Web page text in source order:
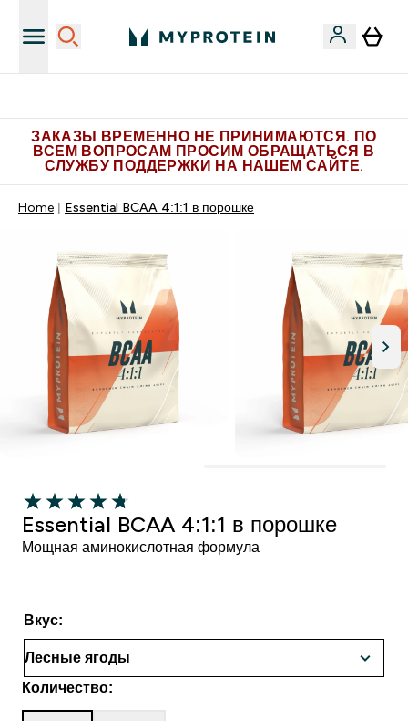
ЗАКАЗЫ ВРЕМЕННО НЕ ПРИНИМАЮТСЯ. ПО
ВСЕМ ВОПРОСАМ ПРОСИМ ОБРАЩАТЬСЯ В
СЛУЖБУ ПОДДЕРЖКИ НА НАШЕМ САЙТЕ.
Home Essential BCAA 4:1:1 в порошке
Essential BCAA 4:1:1 в порошке
Мощная аминокислотная формула
Вкус:
Количество: